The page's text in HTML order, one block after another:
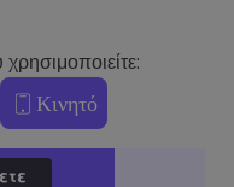
Κινητό